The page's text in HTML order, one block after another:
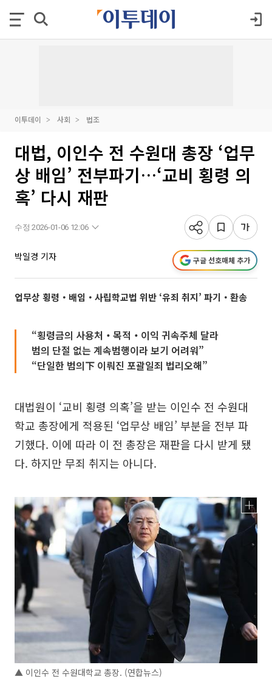
이투데이 사회 법조
대법, 이인수 전 수원대 총장 ‘업무
상 배임’ 전부파기…‘교비 횡령 의
혹’ 다시 재판
수정 2026-01-06 12:06
박일경 기자 구글 선호매체 추가
업무상 횡령‧배임‧사립학교법 위반 ‘유죄 취지’ 파기‧환송
“횡령금의 사용처‧목적‧이익 귀속주체 달라
범의 단절 없는 계속범행이라 보기 어려워”
“단일한 범의下 이뤄진 포괄일죄 법리오해”
대법원이 ‘교비 횡령 의혹’을 받는 이인수 전 수원대
학교 총장에게 적용된 ‘업무상 배임’ 부분을 전부 파
기했다. 이에 따라 이 전 총장은 재판을 다시 받게 됐
다. 하지만 무죄 취지는 아니다.
▲ 이인수 전 수원대학교 총장. (연합뉴스)